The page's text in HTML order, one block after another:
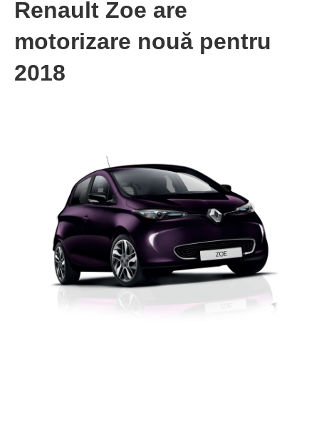
Renault Zoe are
motorizare nouă pentru
2018